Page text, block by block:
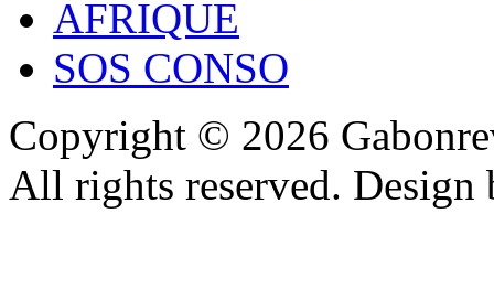
AFRIQUE
SOS CONSO
Copyright © 2026
All rights reserved.